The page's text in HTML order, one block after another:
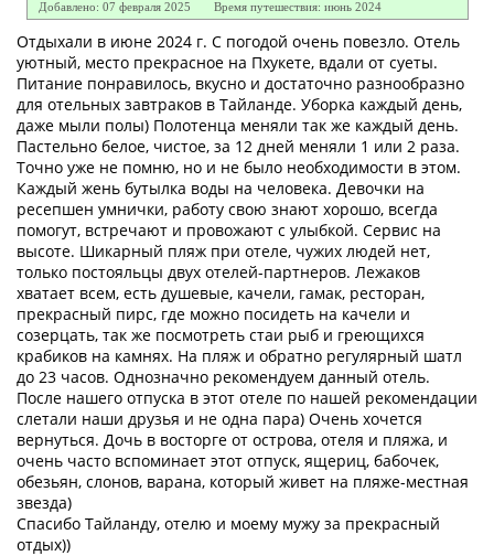
Добавлено: 07 февраля 2025 Время путешествия: июнь 2024
Отдыхали в июне 2024 г. С погодой очень повезло. Отель
уютный, место прекрасное на Пхукете, вдали от суеты.
Питание понравилось, вкусно и достаточно разнообразно
для отельных завтраков в Тайланде. Уборка каждый день,
даже мыли полы) Полотенца меняли так же каждый день.
Пастельно белое, чистое, за 12 дней меняли 1 или 2 раза.
Точно уже не помню, но и не было необходимости в этом.
Каждый жень бутылка воды на человека. Девочки на
ресепшен умнички, работу свою знают хорошо, всегда
помогут, встречают и провожают с улыбкой. Сервис на
высоте. Шикарный пляж при отеле, чужих людей нет,
только постояльцы двух отелей-партнеров. Лежаков
хватает всем, есть душевые, качели, гамак, ресторан,
прекрасный пирс, где можно посидеть на качели и
созерцать, так же посмотреть стаи рыб и греющихся
крабиков на камнях. На пляж и обратно регулярный шатл
до 23 часов. Однозначно рекомендуем данный отель.
После нашего отпуска в этот отеле по нашей рекомендации
слетали наши друзья и не одна пара) Очень хочется
вернуться. Дочь в восторге от острова, отеля и пляжа, и
очень часто вспоминает этот отпуск, ящериц, бабочек,
обезьян, слонов, варана, который живет на пляже-местная
звезда)
Спасибо Тайланду, отелю и моему мужу за прекрасный
отдых))